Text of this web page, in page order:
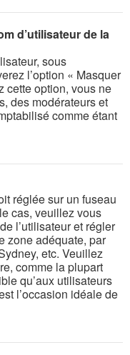
d’utilisateur de la
sous
l’option « Masquer
cette option, vous ne
des modérateurs et
comme étant
réglée sur un fuseau
cas, veuillez vous
l’utilisateur et régler
zone adéquate, par
etc. Veuillez
comme la plupart
qu’aux utilisateurs
l’occasion idéale de